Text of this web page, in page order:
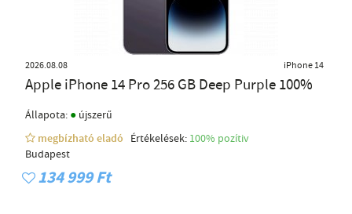
2026.08.08 iPhone 14
Apple iPhone 14 Pro 256 GB Deep Purple 100%
Állapota: ● újszerű
megbízható eladó
Értékelések: 100% pozítiv
Budapest
134 999 Ft